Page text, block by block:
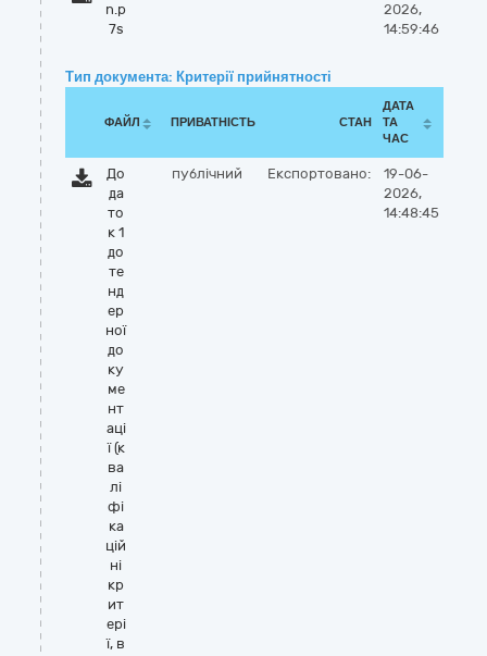
n.p
7s
2026,
14:59:46
Тип документа: Критерії прийнятності
ФАЙЛ ПРИВАТНІСТЬ СТАН
ДАТА
ТА
ЧАС
До
да
то
к 1
до
те
нд
ер
ної
до
ку
ме
нт
аці
ї (к
ва
лі
фі
ка
цій
ні
кр
ит
ері
ї, в
публічний Експортовано:
19-06-
2026,
14:48:45